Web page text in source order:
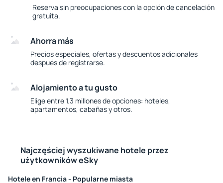
Reserva sin preocupaciones con la opción de cancelación
gratuita.
Ahorra más
Precios especiales, ofertas y descuentos adicionales
después de registrarse.
Alojamiento a tu gusto
Elige entre 1.3 millones de opciones: hoteles,
apartamentos, cabañas y otros.
Najczęściej wyszukiwane hotele przez
użytkowników eSky
Hotele en Francia - Popularne miasta